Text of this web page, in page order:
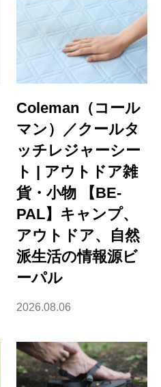
Coleman（コール
マン）／クールタ
ッチレジャーシー
ト | アウトドア雑
貨・小物 【BE-
PAL】キャンプ、
アウトドア、自然
派生活の情報源ビ
ーパル
2026.08.06